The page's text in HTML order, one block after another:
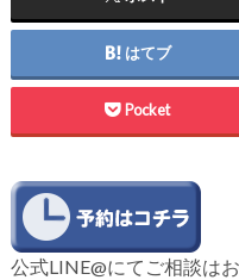
はてブ
Pocket
公式LINE@にてご相談は